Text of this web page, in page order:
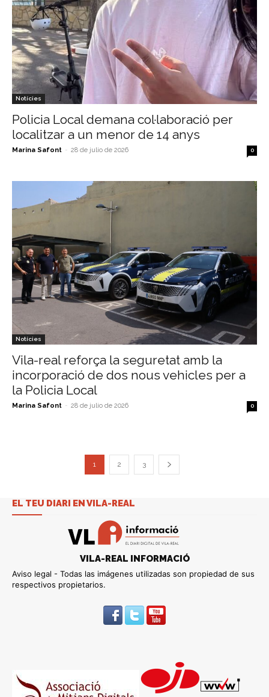
Notícies
Policia Local demana col·laboració per
localitzar a un menor de 14 anys
Marina Safont - 28 de julio de 2026 0
Notícies
Vila-real reforça la seguretat amb la
incorporació de dos nous vehicles per a
la Policia Local
Marina Safont - 28 de julio de 2026 0
1 2 3
EL TEU DIARI EN VILA-REAL
VILA-REAL INFORMACIÓ
Aviso legal - Todas las imágenes utilizadas son propiedad de sus
respectivos propietarios.